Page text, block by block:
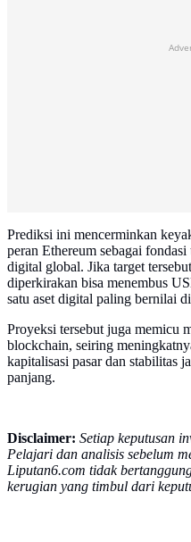
Prediksi ini mencerminkan
peran Ethereum sebagai
digital global. Jika target
diperkirakan bisa menembus
satu aset digital paling bernilai
Proyeksi tersebut juga memicu
blockchain, seiring
kapitalisasi pasar dan stabilitas
panjang.
Disclaimer: Setiap keputusan
Pelajari dan analisis sebelum
Liputan6.com tidak
kerugian yang timbul dari